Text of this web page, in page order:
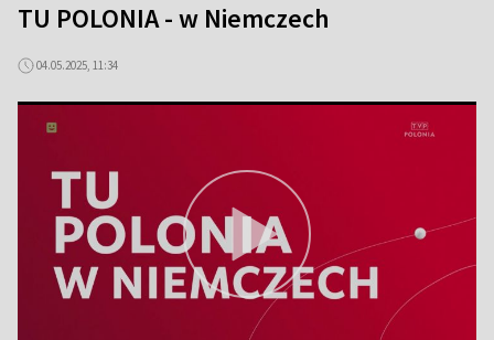
TU POLONIA - w Niemczech
04.05.2025, 11:34